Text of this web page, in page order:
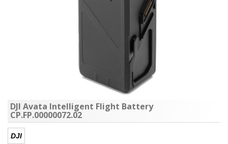
DJI Avata Intelligent Flight Battery
CP.FP.00000072.02
DJI